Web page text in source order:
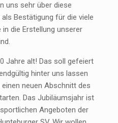
uns sehr über diese
Bestätigung für die viele
die Erstellung unserer
Jahre alt! Das soll gefeiert
hinter uns lassen
neuen Abschnitt des
Das Jubiläumsjahr ist
Angeboten der